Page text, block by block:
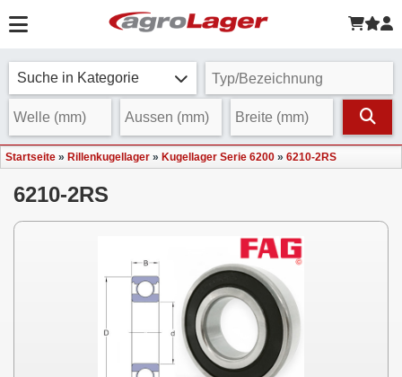
Suche in Kategorie
Startseite » Rillenkugellager » Kugellager Serie 6200 » 6210-2RS
6210-2RS